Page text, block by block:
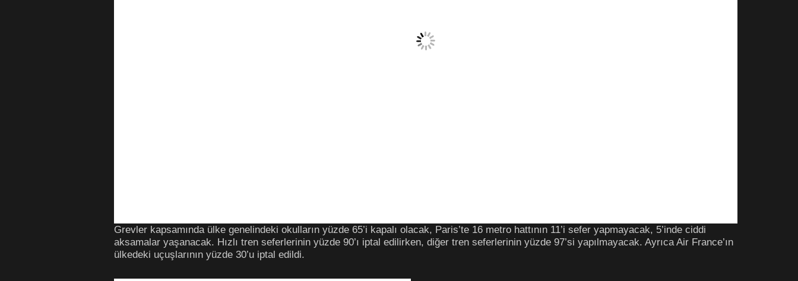
Grevler kapsamında ülke genelindeki okulların yüzde 65’i kapalı olacak, Paris’te 16 metro hattının 11’i sefer yapmayacak, 5’inde ciddi
aksamalar yaşanacak. Hızlı tren seferlerinin yüzde 90’ı iptal edilirken, diğer tren seferlerinin yüzde 97’si yapılmayacak. Ayrıca Air France’ın
ülkedeki uçuşlarının yüzde 30’u iptal edildi.